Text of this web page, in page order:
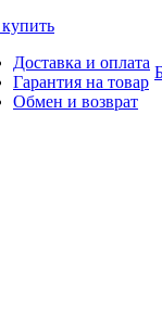
Доставка и оплата
Гарантия на товар
Обмен и возврат